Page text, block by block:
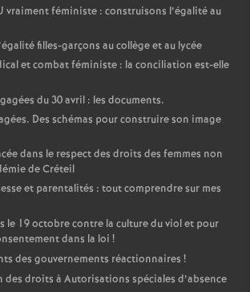
vraiment féministe : construisons l’égalité au
filles-garçons au collège et au lycée
et combat féministe : la conciliation est-elle
du 30 avril : les documents.
Des schémas pour construire son image
dans le respect des droits des femmes non
de Créteil
et parentalités : tout comprendre sur mes
le 19 octobre contre la culture du viol et pour
dans la loi !
des gouvernements réactionnaires !
des droits à Autorisations spéciales d’absence